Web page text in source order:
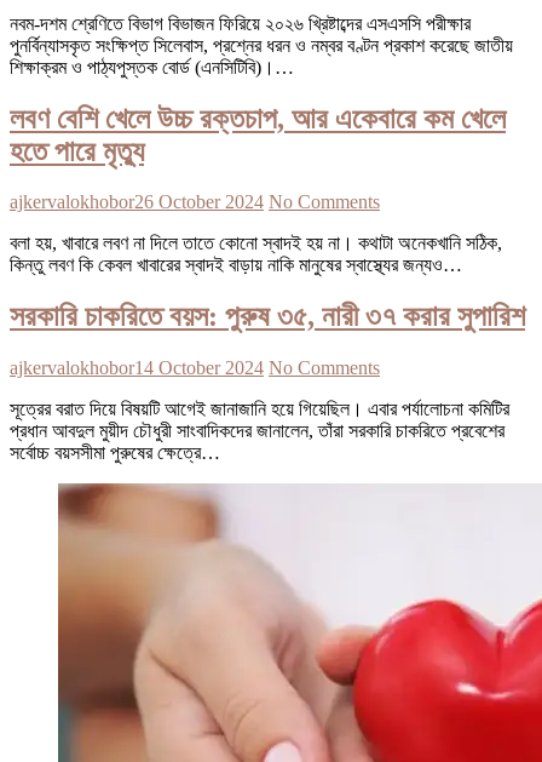
নবম-দশম শ্রেণিতে বিভাগ বিভাজন ফিরিয়ে ২০২৬ খ্রিষ্টাব্দের এসএসসি পরীক্ষার
পুনর্বিন্যাসকৃত সংক্ষিপ্ত সিলেবাস, প্রশ্নের ধরন ও নম্বর বণ্টন প্রকাশ করেছে জাতীয়
শিক্ষাক্রম ও পাঠ্যপুস্তক বোর্ড (এনসিটিবি)।…
লবণ বেশি খেলে উচ্চ রক্তচাপ, আর একেবারে কম খেলে
হতে পারে মৃত্যু
ajkervalokhobor26 October 2024 No Comments
বলা হয়, খাবারে লবণ না দিলে তাতে কোনো স্বাদই হয় না। কথাটা অনেকখানি সঠিক,
কিন্তু লবণ কি কেবল খাবারের স্বাদই বাড়ায় নাকি মানুষের স্বাস্থ্যের জন্যও…
সরকারি চাকরিতে বয়স: পুরুষ ৩৫, নারী ৩৭ করার সুপারিশ
ajkervalokhobor14 October 2024 No Comments
সূত্রের বরাত দিয়ে বিষয়টি আগেই জানাজানি হয়ে গিয়েছিল। এবার পর্যালোচনা কমিটির
প্রধান আবদুল মুয়ীদ চৌধুরী সাংবাদিকদের জানালেন, তাঁরা সরকারি চাকরিতে প্রবেশের
সর্বোচ্চ বয়সসীমা পুরুষের ক্ষেত্রে…